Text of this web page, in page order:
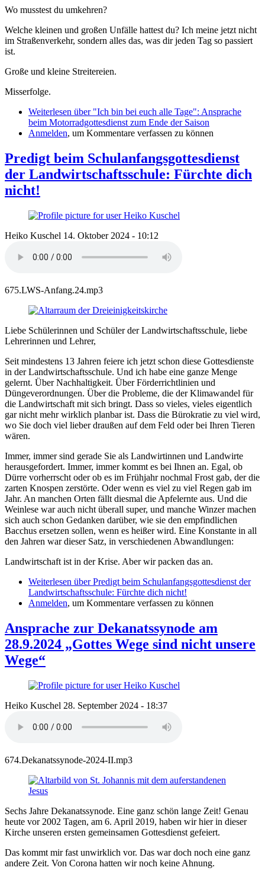
Wo musstest du umkehren?
Welche kleinen und großen Unfälle hattest du? Ich meine jetzt nicht
im Straßenverkehr, sondern alles das, was dir jeden Tag so passiert
ist.
Große und kleine Streitereien.
Misserfolge.
Weiterlesen über "Ich bin bei euch alle Tage": Ansprache
beim Motorradgottesdienst zum Ende der Saison
Anmelden, um Kommentare verfassen zu können
Predigt beim Schulanfangsgottesdienst
der Landwirtschaftsschule: Fürchte dich
nicht!
Heiko Kuschel 14. Oktober 2024 - 10:12
675.LWS-Anfang.24.mp3
Liebe Schülerinnen und Schüler der Landwirtschaftsschule, liebe
Lehrerinnen und Lehrer,
Seit mindestens 13 Jahren feiere ich jetzt schon diese Gottesdienste
in der Landwirtschaftsschule. Und ich habe eine ganze Menge
gelernt. Über Nachhaltigkeit. Über Förderrichtlinien und
Düngeverordnungen. Über die Probleme, die der Klimawandel für
die Landwirtschaft mit sich bringt. Dass so vieles, vieles eigentlich
gar nicht mehr wirklich planbar ist. Dass die Bürokratie zu viel wird,
wo Sie doch viel lieber draußen auf dem Feld oder bei Ihren Tieren
wären.
Immer, immer sind gerade Sie als Landwirtinnen und Landwirte
herausgefordert. Immer, immer kommt es bei Ihnen an. Egal, ob
Dürre vorherrscht oder ob es im Frühjahr nochmal Frost gab, der die
zarten Knospen zerstörte. Oder wenn es viel zu viel Regen gab im
Jahr. An manchen Orten fällt diesmal die Apfelernte aus. Und die
Weinlese war auch nicht überall super, und manche Winzer machen
sich auch schon Gedanken darüber, wie sie den empfindlichen
Bacchus ersetzen sollen, wenn es heißer wird. Eine Konstante in all
den Jahren war dieser Satz, in verschiedenen Abwandlungen:
Landwirtschaft ist in der Krise. Aber wir packen das an.
Weiterlesen über Predigt beim Schulanfangsgottesdienst der
Landwirtschaftsschule: Fürchte dich nicht!
Anmelden, um Kommentare verfassen zu können
Ansprache zur Dekanatssynode am
28.9.2024 „Gottes Wege sind nicht unsere
Wege“
Heiko Kuschel 28. September 2024 - 18:37
674.Dekanatssynode-2024-II.mp3
Sechs Jahre Dekanatssynode. Eine ganz schön lange Zeit! Genau
heute vor 2002 Tagen, am 6. April 2019, haben wir hier in dieser
Kirche unseren ersten gemeinsamen Gottesdienst gefeiert.
Das kommt mir fast unwirklich vor. Das war doch noch eine ganz
andere Zeit. Von Corona hatten wir noch keine Ahnung.